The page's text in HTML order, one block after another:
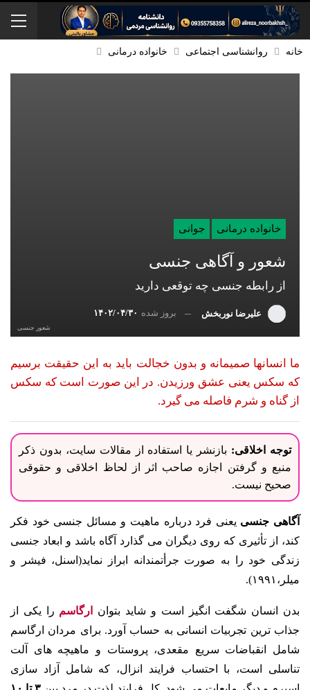
خانه روانشناسی اجتماعی خانواده درمانی
خانواده درمانی جوانی
شعور و آگاهی جنسی
از رابطه جنسی چه توقعی دارید
علیرضا نوربخش بروز شده ۱۴۰۲/۰۴/۳۰
شعور جنسی
ما انسانها صمیمانه و بدون خجالت باید به این حقیقت برسیم
که سکس یعنی عشق ورزیدن. در این صورت است که سکس
از گناه و شرم فاصله می گیرد.
توجه اخلاقی: بازنشر یا استفاده از مقالات سایت، بدون ذکر
منبع و گرفتن اجازه صاحب اثر از لحاظ اخلاقی و حقوقی
صحیح نیست.
آگاهی جنسی یعنی فرد درباره ماهیت و مسائل جنسی خود فکر
کند، از تأثیری که روی دیگران می گذارد آگاه باشد و ابعاد جنسی
زندگی خود را به صورت جرأتمندانه ابراز نماید(اسنل، فیشر و
میلر،۱۹۹۱).
بدن انسان شگفت انگیز است و شاید بتوان ارگاسم را یکی از
جذاب ترین تجربیات انسانی به حساب آورد. برای مردان ارگاسم
شامل انقباضات سریع مقعدی، پروستات و ماهیچه های آلت
تناسلی است، با احتساب فرایند انزال، که شامل آزاد سازی